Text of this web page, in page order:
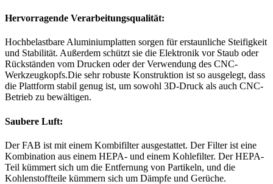
Hervorragende Verarbeitungsqualität:
Hochbelastbare Aluminiumplatten sorgen für erstaunliche Steifigkeit
und Stabilität. Außerdem schützt sie die Elektronik vor Staub oder
Rückständen vom Drucken oder der Verwendung des CNC-
Werkzeugkopfs.Die sehr robuste Konstruktion ist so ausgelegt, dass
die Plattform stabil genug ist, um sowohl 3D-Druck als auch CNC-
Betrieb zu bewältigen.
Saubere Luft:
Der FAB ist mit einem Kombifilter ausgestattet. Der Filter ist eine
Kombination aus einem HEPA- und einem Kohlefilter. Der HEPA-
Teil kümmert sich um die Entfernung von Partikeln, und die
Kohlenstoffteile kümmern sich um Dämpfe und Gerüche.